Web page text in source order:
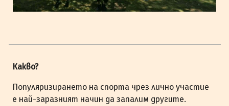
Какво?
Популяризирането на спорта чрез лично участие
е най-заразният начин да запалим другите.